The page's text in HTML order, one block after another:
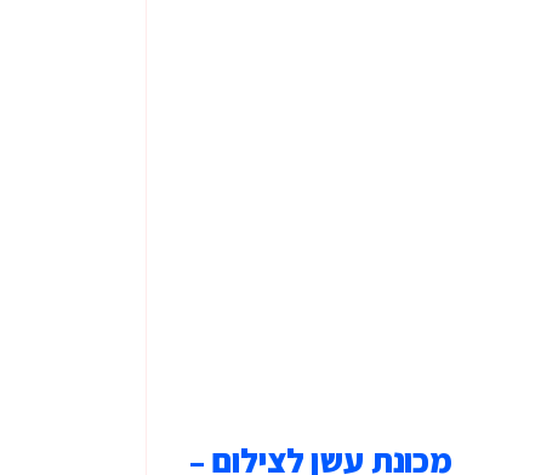
מכונת עשן לצילום –